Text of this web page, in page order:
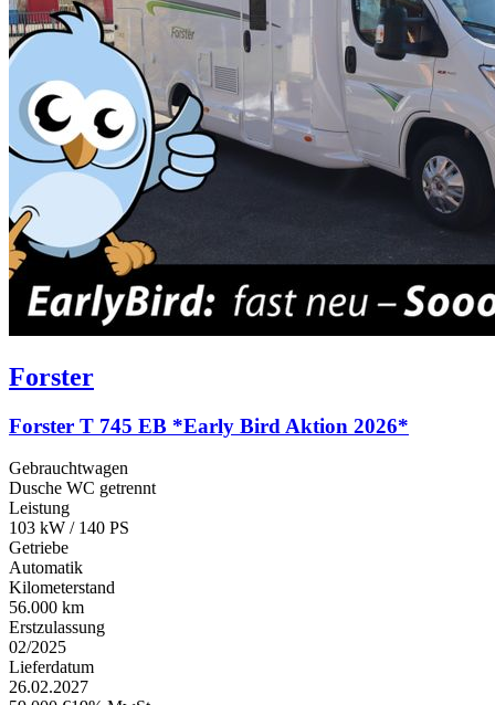
Forster
Forster T 745 EB *Early Bird Aktion 2026*
Gebrauchtwagen
Dusche WC getrennt
Leistung
103 kW / 140 PS
Getriebe
Automatik
Kilometerstand
56.000 km
Erstzulassung
02/2025
Lieferdatum
26.02.2027